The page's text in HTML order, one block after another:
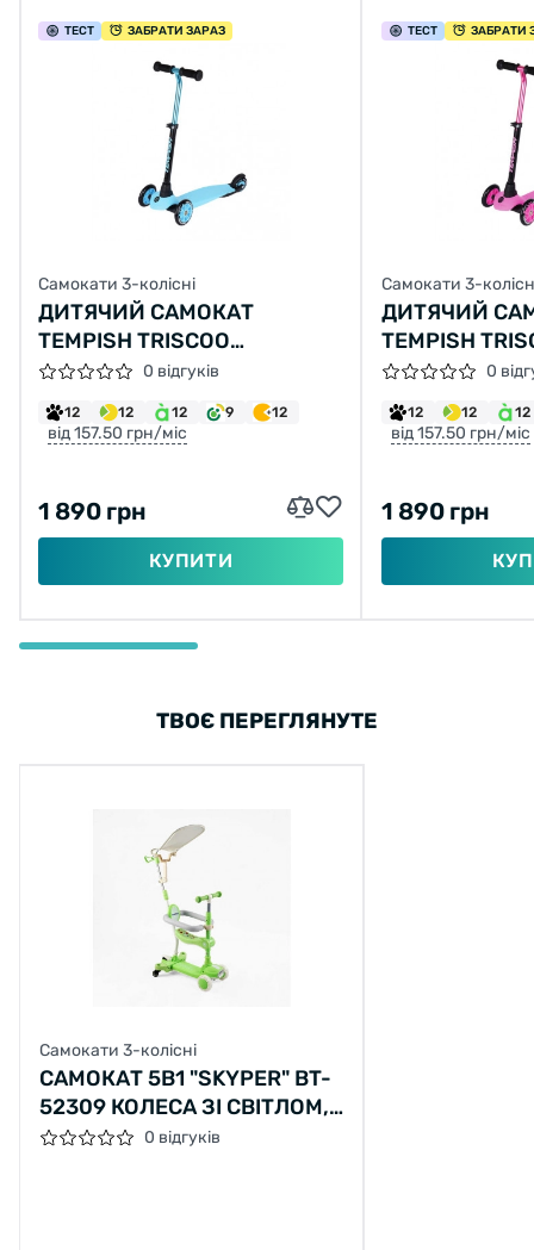
ТЕСТ ЗАБРАТИ ЗАРАЗ
Самокати 3-колісні
ДИТЯЧИЙ САМОКАТ
TEMPISH TRISCOO
БЛАКИТНИЙ0 відгуків
12 12 12 9 12
від 157.50 грн/міс
1 890 грн
КУПИТИ
ТЕСТ ЗАБРАТИ
Самокати 3-
ДИТЯЧИЙ
TEMPISH
РОЖЕВИЙ
0
12 12 12
від 157.50 грн/міс
1 890 грн
ТВОЄ ПЕРЕГЛЯНУТЕ
Самокати 3-колісні
САМОКАТ 5В1 "SKYPER" BT-
52309 КОЛЕСА ЗІ СВІТЛОМ,
УКР ОЗВУЧУВАННЯ ТА
0 відгуків